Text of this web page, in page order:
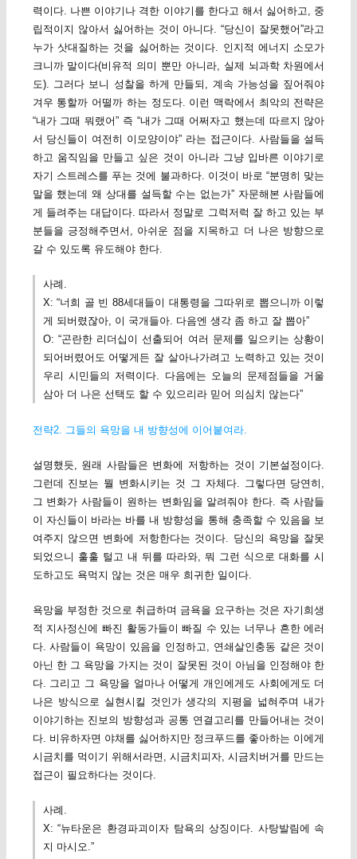
력이다. 나쁜 이야기나 격한 이야기를 한다고 해서 싫어하고, 중
립적이지 않아서 싫어하는 것이 아니다. “당신이 잘못했어”라고
누가 삿대질하는 것을 싫어하는 것이다. 인지적 에너지 소모가
크니까 말이다(비유적 의미 뿐만 아니라, 실제 뇌과학 차원에서
도). 그러다 보니 성찰을 하게 만들되, 계속 가능성을 짚어줘야
겨우 통할까 어떨까 하는 정도다. 이런 맥락에서 최악의 전략은
“내가 그때 뭐랬어” 즉 “내가 그때 어쩌자고 했는데 따르지 않아
서 당신들이 여전히 이모양이야” 라는 접근이다. 사람들을 설득
하고 움직임을 만들고 싶은 것이 아니라 그냥 입바른 이야기로
자기 스트레스를 푸는 것에 불과하다. 이것이 바로 “분명히 맞는
말을 했는데 왜 상대를 설득할 수는 없는가” 자문해본 사람들에
게 들려주는 대답이다. 따라서 정말로 그럭저럭 잘 하고 있는 부
분들을 긍정해주면서, 아쉬운 점을 지목하고 더 나은 방향으로
갈 수 있도록 유도해야 한다.
사례.
X: “너희 골 빈 88세대들이 대통령을 그따위로 뽑으니까 이렇
게 되버렸잖아, 이 국개들아. 다음엔 생각 좀 하고 잘 뽑아”
O: “곤란한 리더십이 선출되어 여러 문제를 일으키는 상황이
되어버렸어도 어떻게든 잘 살아나가려고 노력하고 있는 것이
우리 시민들의 저력이다. 다음에는 오늘의 문제점들을 거울
삼아 더 나은 선택도 할 수 있으리라 믿어 의심치 않는다”
전략2. 그들의 욕망을 내 방향성에 이어붙여라.
설명했듯, 원래 사람들은 변화에 저항하는 것이 기본설정이다.
그런데 진보는 뭘 변화시키는 것 그 자체다. 그렇다면 당연히,
그 변화가 사람들이 원하는 변화임을 알려줘야 한다. 즉 사람들
이 자신들이 바라는 바를 내 방향성을 통해 충족할 수 있음을 보
여주지 않으면 변화에 저항한다는 것이다. 당신의 욕망을 잘못
되었으니 훌훌 털고 내 뒤를 따라와, 뭐 그런 식으로 대화를 시
도하고도 욕먹지 않는 것은 매우 희귀한 일이다.
욕망을 부정한 것으로 취급하며 금욕을 요구하는 것은 자기희생
적 지사정신에 빠진 활동가들이 빠질 수 있는 너무나 흔한 에러
다. 사람들이 욕망이 있음을 인정하고, 연쇄살인충동 같은 것이
아닌 한 그 욕망을 가지는 것이 잘못된 것이 아님을 인정해야 한
다. 그리고 그 욕망을 얼마나 어떻게 개인에게도 사회에게도 더
나은 방식으로 실현시킬 것인가 생각의 지평을 넓혀주며 내가
이야기하는 진보의 방향성과 공통 연결고리를 만들어내는 것이
다. 비유하자면 야채를 싫어하지만 정크푸드를 좋아하는 이에게
시금치를 먹이기 위해서라면, 시금치피자, 시금치버거를 만드는
접근이 필요하다는 것이다.
사례.
X: “뉴타운은 환경파괴이자 탐욕의 상징이다. 사탕발림에 속
지 마시오.”